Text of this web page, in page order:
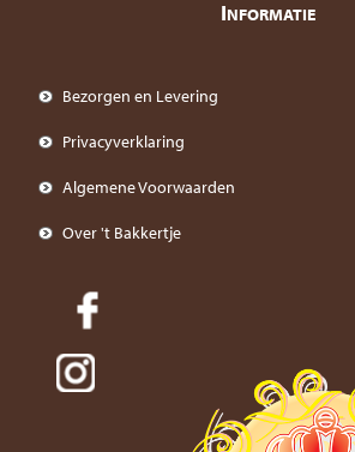
INFORMATIE
Bezorgen en Levering
Privacyverklaring
Algemene Voorwaarden
Over 't Bakkertje